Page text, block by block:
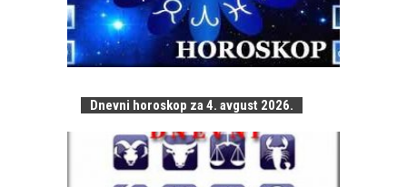
Dnevni horoskop za 4. avgust 2026.